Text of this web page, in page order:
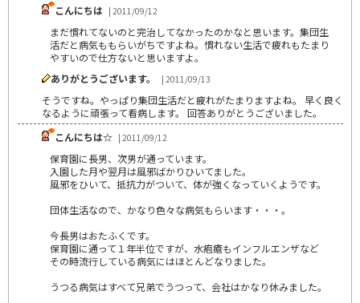
こんにちは | 2011/09/12
まだ慣れてないのと完治してなかったのかなと思います。集団生
活だと病気ももらいがちですよね。慣れない生活で疲れもたまり
やすいので仕方ないと思いますよ。
ありがとうございます。
| 2011/09/13
そうですね。やっぱり集団生活だと疲れがたまりますよね。 早く良く
なるように頑張って看病します。 回答ありがとうございました。
こんにちは☆ | 2011/09/12
保育園に長男、次男が通っています。
入園した月や翌月は風邪ばかりひいてました。
風邪をひいて、抵抗力がついて、体が強くなっていくようです。
団体生活なので、かなり色々な病気もらいます・・・。
今長男はおたふくです。
保育園に通って１年半位ですが、水疱瘡もインフルエンザなど
その時流行している病気にはほとんどなりました。
うつる病気はすべて兄弟でうつって、会社はかなり休みました。